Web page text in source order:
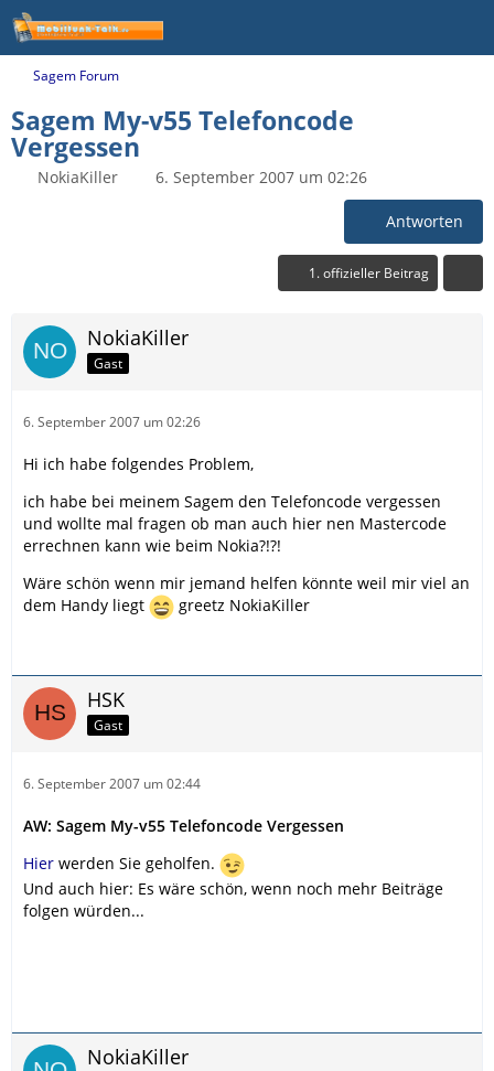
Sagem Forum
Sagem My-v55 Telefoncode
Vergessen
NokiaKiller 6. September 2007 um 02:26
Antworten
1. offizieller Beitrag
NokiaKiller
Gast
6. September 2007 um 02:26
Hi ich habe folgendes Problem,
ich habe bei meinem Sagem den Telefoncode vergessen
und wollte mal fragen ob man auch hier nen Mastercode
errechnen kann wie beim Nokia?!?!
Wäre schön wenn mir jemand helfen könnte weil mir viel an
dem Handy liegt
greetz NokiaKiller
HSK
Gast
6. September 2007 um 02:44
AW: Sagem My-v55 Telefoncode Vergessen
Hier werden Sie geholfen.
Und auch hier: Es wäre schön, wenn noch mehr Beiträge
folgen würden...
NokiaKiller